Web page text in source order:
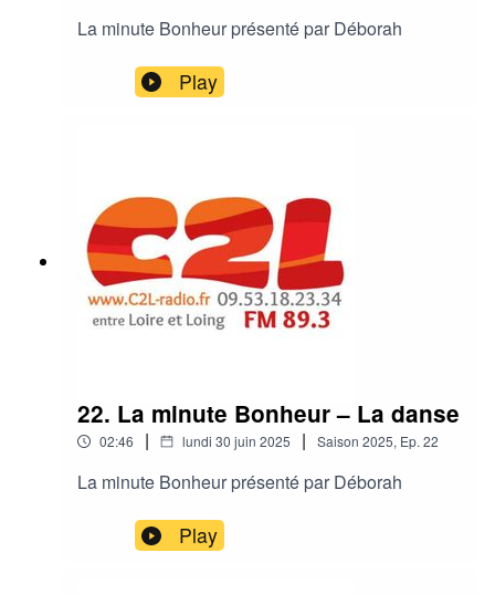
La minute Bonheur présenté par Déborah
Play
22. La minute Bonheur – La danse
02:46 | lundi 30 juin 2025 | Saison 2025, Ep. 22
La minute Bonheur présenté par Déborah
Play